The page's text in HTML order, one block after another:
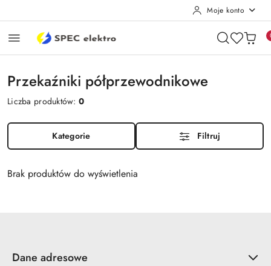
Moje konto
Przekaźniki półprzewodnikowe
Liczba produktów:0
Kategorie Filtruj
Brak produktów do wyświetlenia
Dane adresowe